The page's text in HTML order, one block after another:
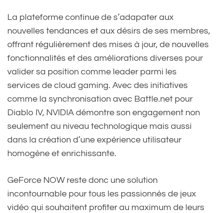
La plateforme continue de s’adapater aux
nouvelles tendances et aux désirs de ses membres,
offrant régulièrement des mises à jour, de nouvelles
fonctionnalités et des améliorations diverses pour
valider sa position comme leader parmi les
services de cloud gaming. Avec des initiatives
comme la synchronisation avec Battle.net pour
Diablo IV, NVIDIA démontre son engagement non
seulement au niveau technologique mais aussi
dans la création d’une expérience utilisateur
homogène et enrichissante.
GeForce NOW reste donc une solution
incontournable pour tous les passionnés de jeux
vidéo qui souhaitent profiter au maximum de leurs